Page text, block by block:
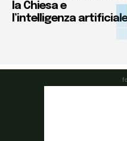
la Chiesa e
l’intelligenza artificiale